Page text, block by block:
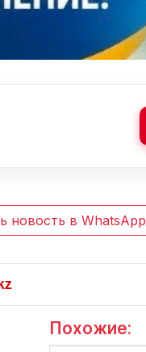
новость в WhatsApp
Похожие: